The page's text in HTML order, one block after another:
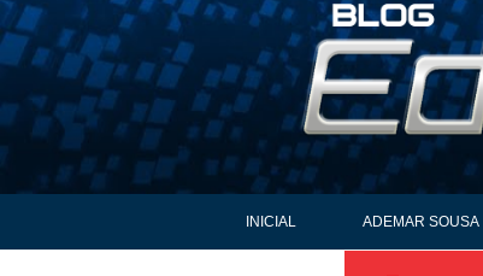
INICIAL ADEMAR SOUSA